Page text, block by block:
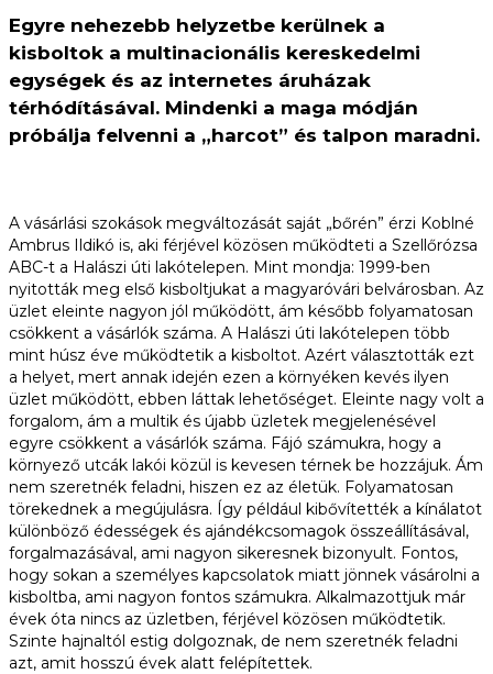
Egyre nehezebb helyzetbe kerülnek a
kisboltok a multinacionális kereskedelmi
egységek és az internetes áruházak
térhódításával. Mindenki a maga módján
próbálja felvenni a „harcot” és talpon maradni.
A vásárlási szokások megváltozását saját „bőrén” érzi Koblné
Ambrus Ildikó is, aki férjével közösen működteti a Szellőrózsa
ABC-t a Halászi úti lakótelepen. Mint mondja: 1999-ben
nyitották meg első kisboltjukat a magyaróvári belvárosban. Az
üzlet eleinte nagyon jól működött, ám később folyamatosan
csökkent a vásárlók száma. A Halászi úti lakótelepen több
mint húsz éve működtetik a kisboltot. Azért választották ezt
a helyet, mert annak idején ezen a környéken kevés ilyen
üzlet működött, ebben láttak lehetőséget. Eleinte nagy volt a
forgalom, ám a multik és újabb üzletek megjelenésével
egyre csökkent a vásárlók száma. Fájó számukra, hogy a
környező utcák lakói közül is kevesen térnek be hozzájuk. Ám
nem szeretnék feladni, hiszen ez az életük. Folyamatosan
törekednek a megújulásra. Így például kibővítették a kínálatot
különböző édességek és ajándékcsomagok összeállításával,
forgalmazásával, ami nagyon sikeresnek bizonyult. Fontos,
hogy sokan a személyes kapcsolatok miatt jönnek vásárolni a
kisboltba, ami nagyon fontos számukra. Alkalmazottjuk már
évek óta nincs az üzletben, férjével közösen működtetik.
Szinte hajnaltól estig dolgoznak, de nem szeretnék feladni
azt, amit hosszú évek alatt felépítettek.